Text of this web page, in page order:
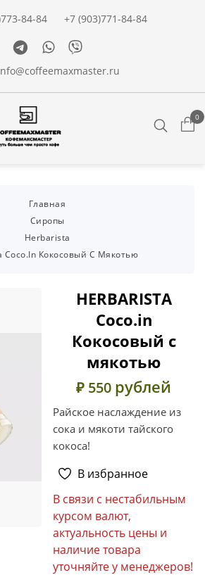
84-84
+7 (903)771-84-84
TelegramWhatsapp
Viber
0
Главная
Сиропы
Herbarista
Coco.in Кокосовый С Мякотью
HERBARISTA
Coco.in
Кокосовый с
мякотью
₽ 550 рублей
Райское наслаждение из
сока и мякоти тайского
кокоса!
В избранное
В связи с нестабильным
курсом валют,
актуальность цены и
наличие товара
уточняйте у менеджеров!